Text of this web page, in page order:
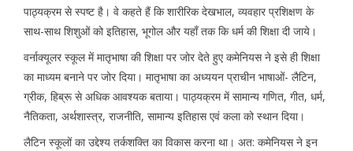
पाठ्यक्रम से स्पष्ट है। वे कहते हैं कि शारीरिक देखभाल, व्यवहार प्रशिक्षण के
साथ-साथ शिशुओं को इतिहास, भूगोल और यहाँ तक कि धर्म की शिक्षा दी जाये।
वर्नाक्यूलर स्कूल में मातृभाषा की शिक्षा पर जोर देते हुए कमेनियस ने इसे ही शिक्षा
का माध्यम बनाने पर जोर दिया। मातृभाषा का अध्ययन प्राचीन भाषाओं- लैटिन,
ग्रीक, हिब्रू से अधिक आवश्यक बताया। पाठ्यक्रम में सामान्य गणित, गीत, धर्म,
नैतिकता, अर्थशास्त्र, राजनीति, सामान्य इतिहास एवं कला को स्थान दिया।
लैटिन स्कूलों का उद्देश्य तर्कशक्ति का विकास करना था। अत: कमेनियस ने इन